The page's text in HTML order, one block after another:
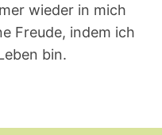
wieder in mich
Freude, indem ich
bin.